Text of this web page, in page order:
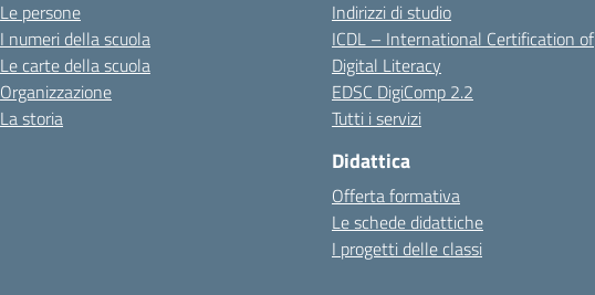
Le persone
I numeri della scuola
Le carte della scuola
Organizzazione
La storia
Indirizzi di studio
ICDL – International Certification of
Digital Literacy
EDSC DigiComp 2.2
Tutti i servizi
Didattica
Offerta formativa
Le schede didattiche
I progetti delle classi